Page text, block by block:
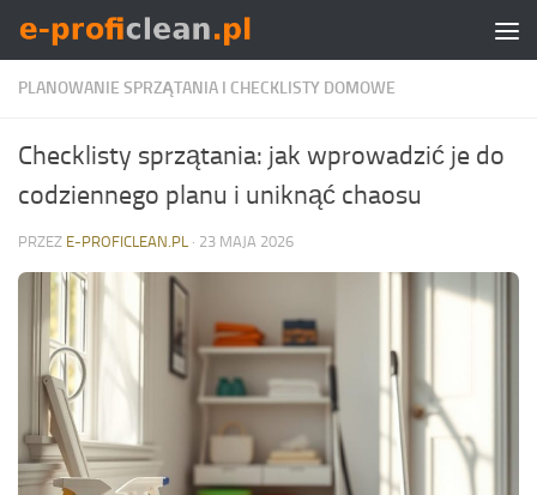
Skip to content
PLANOWANIE SPRZĄTANIA I CHECKLISTY DOMOWE
Checklisty sprzątania: jak wprowadzić je do
codziennego planu i uniknąć chaosu
PRZEZ E-PROFICLEAN.PL · 23 MAJA 2026